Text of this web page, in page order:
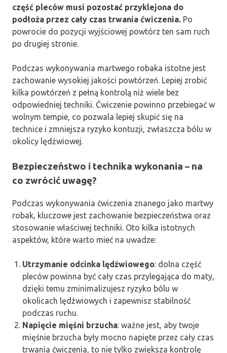
część pleców musi pozostać przyklejona do
podłoża przez cały czas trwania ćwiczenia. Po
powrocie do pozycji wyjściowej powtórz ten sam ruch
po drugiej stronie.
Podczas wykonywania martwego robaka istotne jest
zachowanie wysokiej jakości powtórzeń. Lepiej zrobić
kilka powtórzeń z pełną kontrolą niż wiele bez
odpowiedniej techniki. Ćwiczenie powinno przebiegać w
wolnym tempie, co pozwala lepiej skupić się na
technice i zmniejsza ryzyko kontuzji, zwłaszcza bólu w
okolicy lędźwiowej.
Bezpieczeństwo i technika wykonania – na
co zwrócić uwagę?
Podczas wykonywania ćwiczenia znanego jako martwy
robak, kluczowe jest zachowanie bezpieczeństwa oraz
stosowanie właściwej techniki. Oto kilka istotnych
aspektów, które warto mieć na uwadze:
Utrzymanie odcinka lędźwiowego: dolna część
pleców powinna być cały czas przylegająca do maty,
dzięki temu zminimalizujesz ryzyko bólu w
okolicach lędźwiowych i zapewnisz stabilność
podczas ruchu.
Napięcie mięśni brzucha: ważne jest, aby twoje
mięśnie brzucha były mocno napięte przez cały czas
trwania ćwiczenia, to nie tylko zwiększa kontrolę